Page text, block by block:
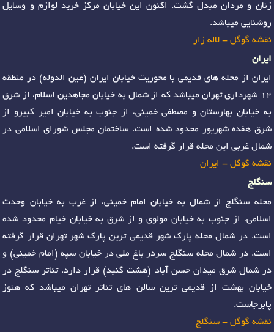
زنان و مردان مبدل گشت. اکنون این خیابان مرکز خرید لوازم و وسایل
روشنایی میباشد.
نقشه گوگل - لاله زار
ایران
ایران از محله های قدیمی با محوریت خیابان ایران (عین الدوله) در منطقه
12 شهرداری تهران میباشد که از شمال به خیابان مجاهدین اسلام، از شرق
به خیابان بهارستان و مصطفی خمینی، از جنوب به خیابان امیر کبیرو از
شرق هفده شهریور محدود شده است. ساختمان مجلس شورای اسلامی در
شمال غربی این محله قرار گرفته است.
نقشه گوگل - ایران
سنگلج
محله سنگلج از شمال به خیابان امام خمینی، از غرب به خیابان وحدت
اسلامی، از جنوب به خیابان مولوی و از شرق به خیابان خیام محدود شده
است. در شمال محله پارک شهر قدیمی ترین پارک شهر تهران قرار گرفته
است. در شمال محله سنگلج سردر باغ ملی در خیابان سپه (امام خمینی) و
در شمال شرق میدان حسن آباد (هشت گنبد) قرار دارد. تئاتر سنگلج در
خیابان بهشت از قدیمی ترین سالن های تئاتر تهران میباشد که هنوز
پابرجاست.
نقشه گوگل - سنگلج